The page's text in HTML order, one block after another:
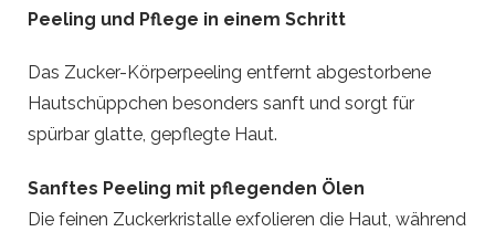
Peeling und Pflege in einem Schritt
Das Zucker-Körperpeeling entfernt abgestorbene
Hautschüppchen besonders sanft und sorgt für
spürbar glatte, gepflegte Haut.
Sanftes Peeling mit pflegenden Ölen
Die feinen Zuckerkristalle exfolieren die Haut, während